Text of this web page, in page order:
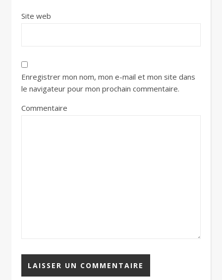
Site web
Enregistrer mon nom, mon e-mail et mon site dans
le navigateur pour mon prochain commentaire.
Commentaire